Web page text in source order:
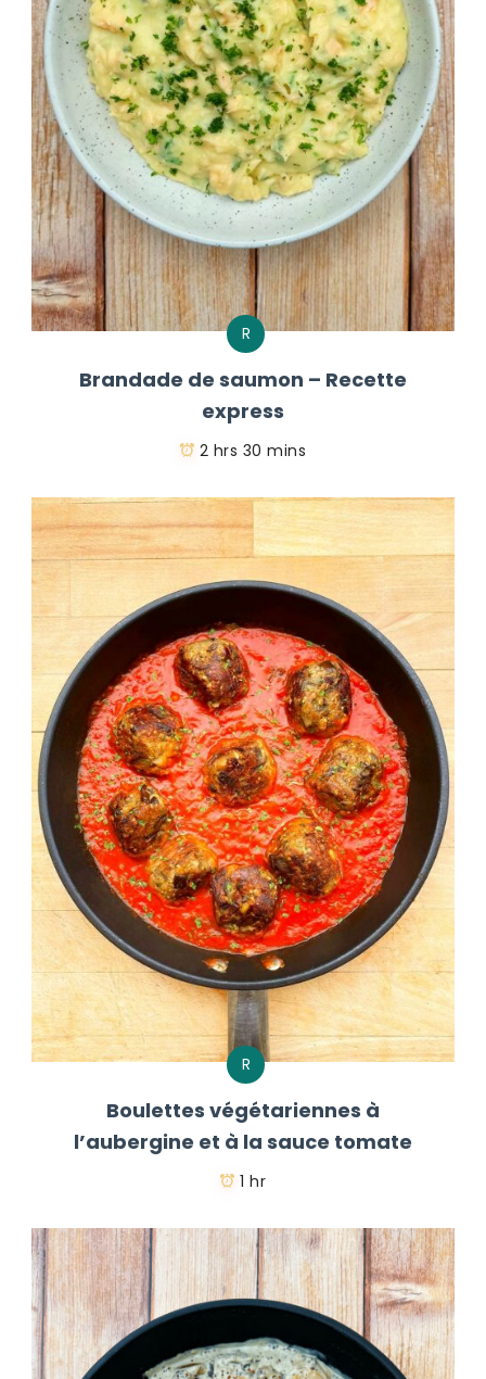
R
Brandade de saumon – Recette
express
2 hrs 30 mins
R
Boulettes végétariennes à
l’aubergine et à la sauce tomate
1 hr